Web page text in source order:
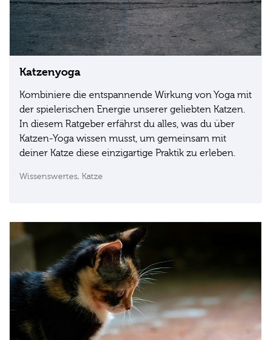
Katzenyoga
Kombiniere die entspannende Wirkung von Yoga mit
der spielerischen Energie unserer geliebten Katzen.
In diesem Ratgeber erfährst du alles, was du über
Katzen-Yoga wissen musst, um gemeinsam mit
deiner Katze diese einzigartige Praktik zu erleben.
Wissenswertes, Katze